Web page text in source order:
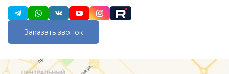
Заказать звонок